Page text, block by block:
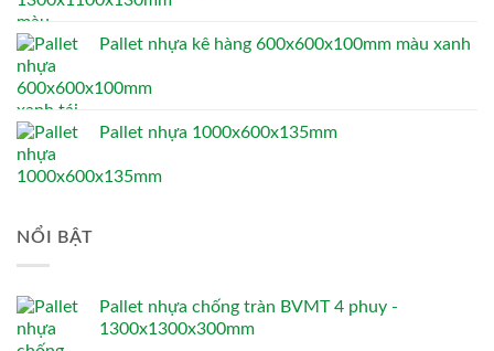
Pallet nhựa kê hàng 600x600x100mm màu xanh
Pallet nhựa 1000x600x135mm
NỔI BẬT
Pallet nhựa chống tràn BVMT 4 phuy -
1300x1300x300mm